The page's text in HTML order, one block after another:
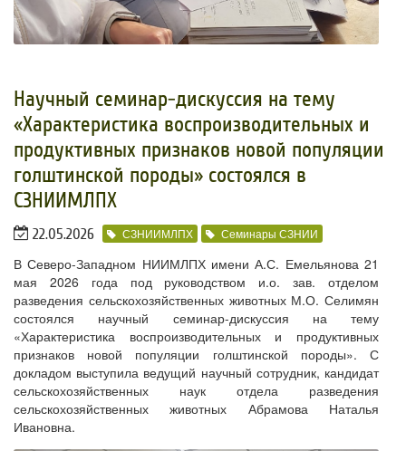
Научный семинар-дискуссия на тему
«Характеристика воспроизводительных и
продуктивных признаков новой популяции
голштинской породы» состоялся в
СЗНИИМЛПХ
22.05.2026 СЗНИИМЛПХ Семинары СЗНИИ
В Северо-Западном НИИМЛПХ имени А.С. Емельянова 21
мая 2026 года под руководством и.о. зав. отделом
разведения сельскохозяйственных животных М.О. Селимян
состоялся научный семинар-дискуссия на тему
«Характеристика воспроизводительных и продуктивных
признаков новой популяции голштинской породы». С
докладом выступила ведущий научный сотрудник, кандидат
сельскохозяйственных наук отдела разведения
сельскохозяйственных животных Абрамова Наталья
Ивановна.